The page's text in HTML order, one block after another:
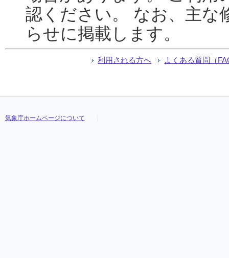
認ください。 なお、主な
らせに掲載します。
利用される方へ よくある質問（
気象庁ホームページについて